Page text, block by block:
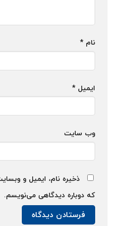
نام *
ایمیل *
وب‌ سایت
ذخیره نام، ایمیل و
که دوباره دیدگاهی می‌نویسم.